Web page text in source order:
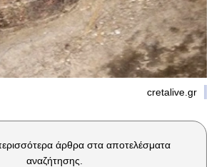
cretalive.gr
άρθρα στα αποτελέσματα
αναζήτησης.